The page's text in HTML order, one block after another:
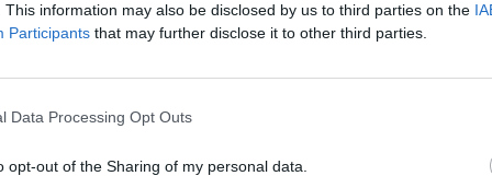
This information may also be disclosed by us to third parties on the
Participants that may further disclose it to other third parties.
Data Processing Opt Outs
opt-out of the Sharing of my personal data.
εάν είχαμε όλα τα όπλα μας”,
το Ιπποκράτειο νοσοκομείο.
καθημερινά ρίχνονται στη μάχη
της χώρας. Όπως κατήγγειλαν οι ίδιοι